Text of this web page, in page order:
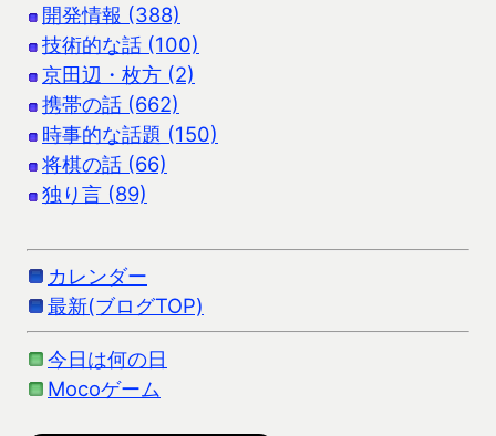
開発情報 (388)
技術的な話 (100)
京田辺・枚方 (2)
携帯の話 (662)
時事的な話題 (150)
将棋の話 (66)
独り言 (89)
カレンダー
最新(ブログTOP)
今日は何の日
Mocoゲーム